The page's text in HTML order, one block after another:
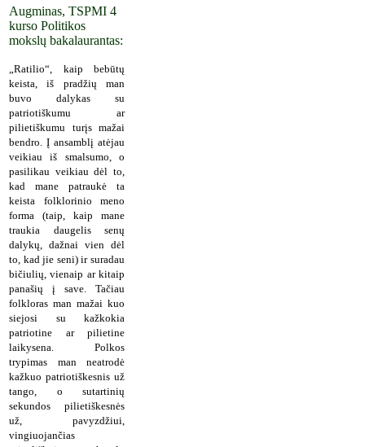
Augminas, TSPMI 4
kurso Politikos
mokslų bakalaurantas:
„Ratilio“, kaip bebūtų
keista, iš pradžių man
buvo dalykas su
patriotiškumu ar
pilietiškumu turįs mažai
bendro. Į ansamblį atėjau
veikiau iš smalsumo, o
pasilikau veikiau dėl to,
kad mane patraukė ta
keista folklorinio meno
forma (taip, kaip mane
traukia daugelis senų
dalykų, dažnai vien dėl
to, kad jie seni) ir suradau
bičiulių, vienaip ar kitaip
panašių į save. Tačiau
folkloras man mažai kuo
siejosi su kažkokia
patriotine ar pilietine
laikysena. Polkos
trypimas man neatrodė
kažkuo patriotiškesnis už
tango, o sutartinių
sekundos pilietiškesnės
už, pavyzdžiui,
vingiuojančias